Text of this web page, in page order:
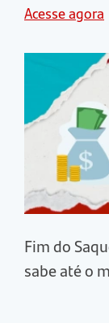
Acesse agora
Fim do
sabe até o